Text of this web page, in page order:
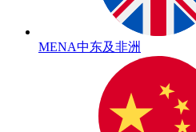
MENA中东及非洲